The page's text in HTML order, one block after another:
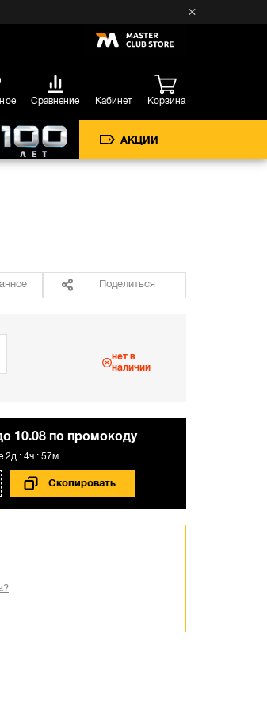
Сравнение Кабинет Корзина
АКЦИИ
Поделиться
нет в
наличии
10.08 по промокоду
2д : 4ч : 57м